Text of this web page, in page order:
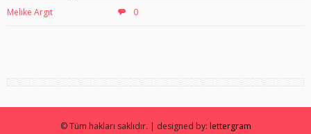
Melike Argıt 0
© Tüm hakları saklıdır. | designed by: lettergram